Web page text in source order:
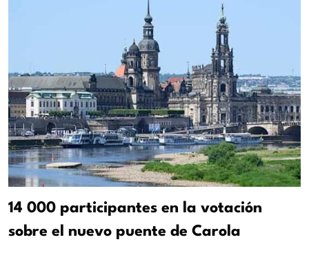
14 000 participantes en la votación
sobre el nuevo puente de Carola